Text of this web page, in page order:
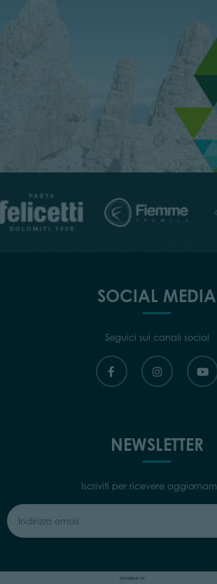
SOCIAL MEDIA
Seguici sui canali social
NEWSLETTER
Iscriviti per ricevere